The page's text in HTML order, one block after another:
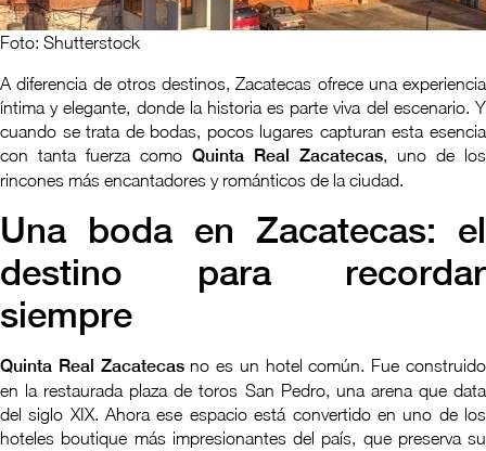
Foto: Shutterstock
A diferencia de otros destinos, Zacatecas ofrece una experiencia
íntima y elegante, donde la historia es parte viva del escenario. Y
cuando se trata de bodas, pocos lugares capturan esta esencia
con tanta fuerza como Quinta Real Zacatecas, uno de los
rincones más encantadores y románticos de la ciudad.
Una boda en Zacatecas: el
destino para recordar
siempre
Quinta Real Zacatecasno es un hotel común. Fue construido
en la restaurada plaza de toros San Pedro, una arena que data
del siglo XIX. Ahora ese espacio está convertido en uno de los
hoteles boutique más impresionantes del país, que preserva su